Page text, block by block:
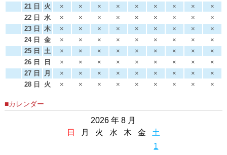
21 日
火 × × × × × × × ×
×
22 日
水 × × × × × × × ×
×
23 日
木 × × × × × × × ×
×
24 日
金 × × × × × × × ×
×
25 日
土 × × × × × × × ×
×
26 日
日 × × × × × × × ×
×
27 日
月 × × × × × × × ×
×
28 日
火 × × × × × × × × ×
■カレンダー
2026 年 8 月
日
月 火 水 木 金
土
1